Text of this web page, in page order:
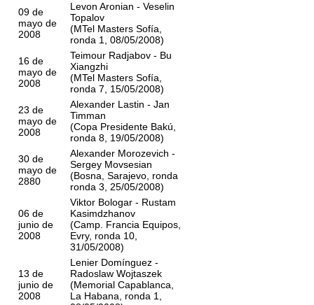
09 de
mayo de
2008
Levon Aronian - Veselin
Topalov
(MTel Masters Sofía,
ronda 1, 08/05/2008)
16 de
mayo de
2008
Teimour Radjabov - Bu
Xiangzhi
(MTel Masters Sofía,
ronda 7, 15/05/2008)
23 de
mayo de
2008
Alexander Lastin - Jan
Timman
(Copa Presidente Bakú,
ronda 8, 19/05/2008)
30 de
mayo de
2880
Alexander Morozevich -
Sergey Movsesian
(Bosna, Sarajevo, ronda
ronda 3, 25/05/2008)
06 de
junio de
2008
Viktor Bologar - Rustam
Kasimdzhanov
(Camp. Francia Equipos,
Evry, ronda 10,
31/05/2008)
13 de
junio de
2008
Lenier Domínguez -
Radoslaw Wojtaszek
(Memorial Capablanca,
La Habana, ronda 1,